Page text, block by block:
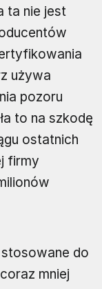
ta nie jest
używa
pozoru
to na szkodę
ostatnich
firmy
do
mniej